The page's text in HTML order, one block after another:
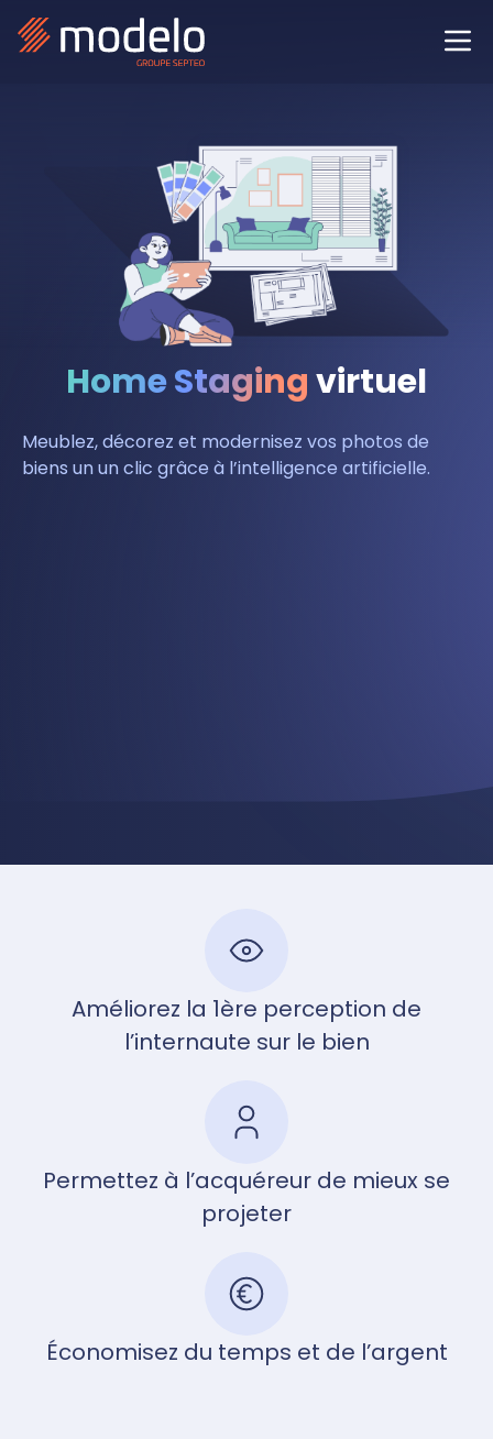
Home Stagingvirtuel
Meublez, décorez et modernisez vos photos de
biens un un clic grâce à l’intelligence artificielle.
Améliorez la 1ère perception de
l’internaute sur le bien
Permettez à l’acquéreur de mieux se
projeter
Économisez du temps et de l’argent